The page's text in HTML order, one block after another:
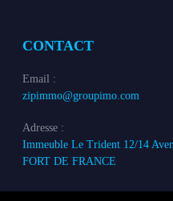
CONTACT
Email :
zipimmo@groupimo.com
Adresse :
Immeuble Le Trident 12/14
FORT DE FRANCE